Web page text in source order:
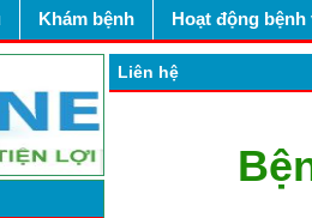
Khám bệnh Hoạt động bệnh
Liên hệ